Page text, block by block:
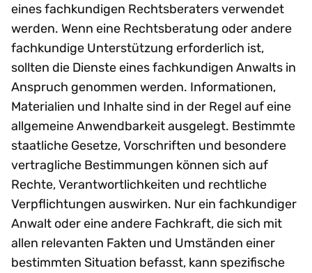
eines fachkundigen Rechtsberaters verwendet
werden. Wenn eine Rechtsberatung oder andere
fachkundige Unterstützung erforderlich ist,
sollten die Dienste eines fachkundigen Anwalts in
Anspruch genommen werden. Informationen,
Materialien und Inhalte sind in der Regel auf eine
allgemeine Anwendbarkeit ausgelegt. Bestimmte
staatliche Gesetze, Vorschriften und besondere
vertragliche Bestimmungen können sich auf
Rechte, Verantwortlichkeiten und rechtliche
Verpflichtungen auswirken. Nur ein fachkundiger
Anwalt oder eine andere Fachkraft, die sich mit
allen relevanten Fakten und Umständen einer
bestimmten Situation befasst, kann spezifische